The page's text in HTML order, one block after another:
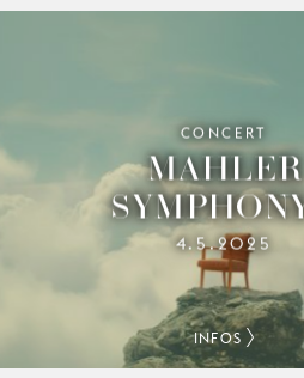
CONCERT
MAHLER
4.5.2025
INFOS